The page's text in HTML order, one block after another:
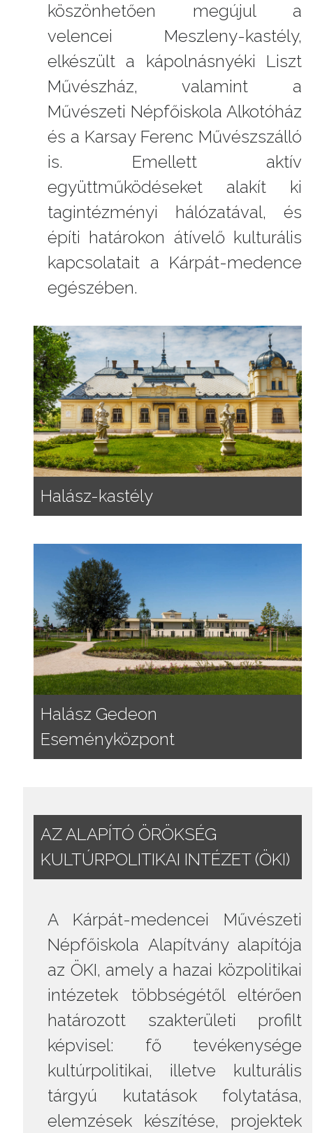
köszönhetően megújul a
velencei Meszleny-kastély,
elkészült a kápolnásnyéki Liszt
Művészház, valamint a
Művészeti Népfőiskola Alkotóház
és a Karsay Ferenc Művészszálló
is. Emellett aktív
együttműködéseket alakít ki
tagintézményi hálózatával, és
építi határokon átívelő kulturális
kapcsolatait a Kárpát-medence
egészében.
Halász-kastély
Halász Gedeon
Eseményközpont
AZ ALAPÍTÓ ÖRÖKSÉG
KULTÚRPOLITIKAI INTÉZET (ÖKI)
A Kárpát-medencei Művészeti
Népfőiskola Alapítvány alapítója
az ÖKI, amely a hazai közpolitikai
intézetek többségétől eltérően
határozott szakterületi profilt
képvisel: fő tevékenysége
kultúrpolitikai, illetve kulturális
tárgyú kutatások folytatása,
elemzések készítése, projektek